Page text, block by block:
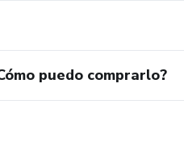
puedo comprarlo?